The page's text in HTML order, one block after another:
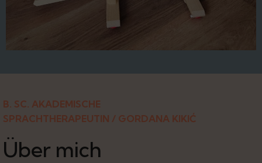
B. SC. AKADEMISCHE
SPRACHTHERAPEUTIN / GORDANA KIKIĆ
Über mich